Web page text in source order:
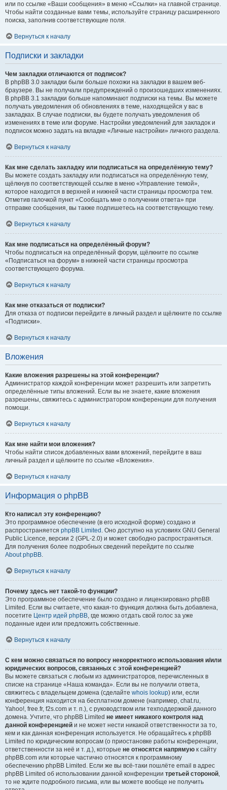
или по ссылке «Ваши сообщения» в меню «Ссылки» на главной странице.
Чтобы найти созданные вами темы, используйте страницу расширенного
поиска, заполнив соответствующие поля.
Вернуться к началу
Подписки и закладки
Чем закладки отличаются от подписок?
В phpBB 3.0 закладки были больше похожи на закладки в вашем веб-
браузере. Вы не получали предупреждений о произошедших изменениях.
В phpBB 3.1 закладки больше напоминают подписки на темы. Вы можете
получать уведомления об обновлениях в теме, находящейся у вас в
закладках. В случае подписки, вы будете получать уведомления об
изменениях в теме или форуме. Настройки уведомлений для закладок и
подписок можно задать на вкладке «Личные настройки» личного раздела.
Вернуться к началу
Как мне сделать закладку или подписаться на определённую тему?
Вы можете создать закладку или подписаться на определённую тему,
щёлкнув по соответствующей ссылке в меню «Управление темой»,
которое находится в верхней и нижней части страницы просмотра тем.
Отметив галочкой пункт «Сообщать мне о получении ответа» при
отправке сообщения, вы также подпишетесь на соответствующую тему.
Вернуться к началу
Как мне подписаться на определённый форум?
Чтобы подписаться на определённый форум, щёлкните по ссылке
«Подписаться на форум» в нижней части страницы просмотра
соответствующего форума.
Вернуться к началу
Как мне отказаться от подписки?
Для отказа от подписки перейдите в личный раздел и щёлкните по ссылке
«Подписки».
Вернуться к началу
Вложения
Какие вложения разрешены на этой конференции?
Администратор каждой конференции может разрешить или запретить
определённые типы вложений. Если вы не знаете, какие вложения
разрешены, свяжитесь с администратором конференции для получения
помощи.
Вернуться к началу
Как мне найти мои вложения?
Чтобы найти список добавленных вами вложений, перейдите в ваш
личный раздел и щёлкните по ссылке «Вложения».
Вернуться к началу
Информация о phpBB
Кто написал эту конференцию?
Это программное обеспечение (в его исходной форме) создано и
распространяется phpBB Limited . Оно доступно на условиях GNU General
Public Licence, версии 2 (GPL-2.0) и может свободно распространяться.
Для получения более подробных сведений перейдите по ссылке
About phpBB.
Вернуться к началу
Почему здесь нет такой-то функции?
Это программное обеспечение было создано и лицензировано phpBB
Limited. Если вы считаете, что какая-то функция должна быть добавлена,
посетите Центр идей phpBB, где можно отдать свой голос за уже
поданные идеи или предложить собственные.
Вернуться к началу
С кем можно связаться по вопросу некорректного использования и/или
юридических вопросов, связанных с этой конференцией?
Вы можете связаться с любым из администраторов, перечисленных в
списке на странице «Наша команда». Если вы не получили ответа,
свяжитесь с владельцем домена (сделайте whois lookup) или, если
конференция находится на бесплатном домене (например, chat.ru,
Yahoo!, free.fr, f2s.com и т. п.), с руководством или техподдержкой данного
домена. Учтите, что phpBB Limited не имеет никакого контроля над
данной конференцией и не может нести никакой ответственности за то,
кем и как данная конференция используется. Не обращайтесь к phpBB
Limited по юридическим вопросам (о приостановке работы конференции,
ответственности за неё и т. д.), которые не относятся напрямую к сайту
phpBB.com или которые частично относятся к программному
обеспечению phpBB Limited. Если же вы всё-таки пошлёте email в адрес
phpBB Limited об использовании данной конференции третьей стороной,
то не ждите подробного письма, или вы можете вообще не получить